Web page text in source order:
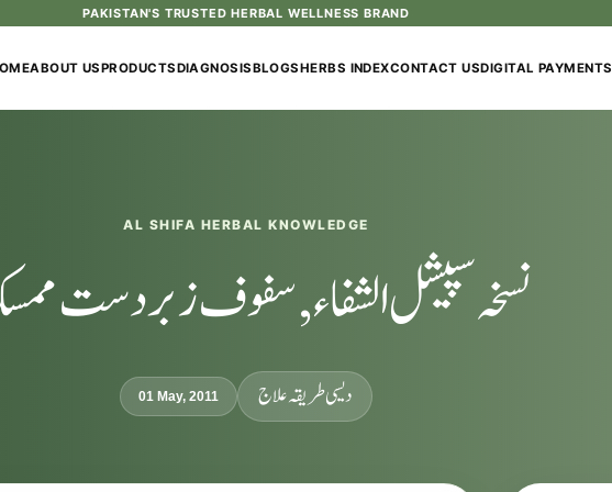
PAKISTAN'S TRUSTED HERBAL WELLNESS BRAND
ABOUT USPRODUCTSDIAGNOSISBLOGSHERBS INDEXCONTACT USDIGITAL PAYMENTS
AL SHIFA HERBAL KNOWLEDGE
نسخہ سپیشل الشفاء, سفوف زبردست
01 May, 2011 دیسی طریقہ علاج